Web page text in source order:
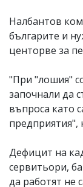
Налбантов
българите и
центорве за
"При "лошия"
започнали да
въпроса като
предприятия",
Дефицит на
сервитьори,
да работят не